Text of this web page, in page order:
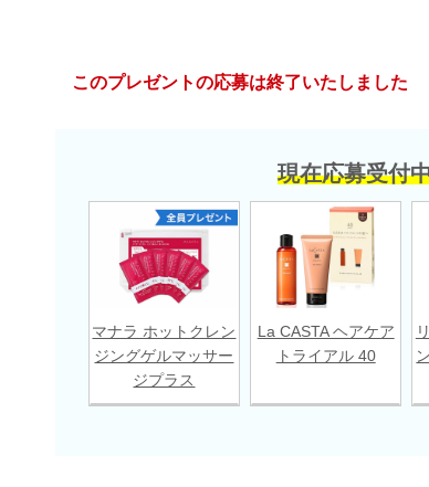
このプレゼントの応募は終了いたしました
現在応募受付
マナラ ホットクレン
ジングゲルマッサー
ジプラス
La CASTA ヘアケア
トライアル 40